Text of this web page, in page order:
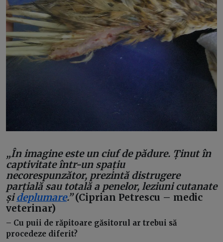
„În imagine este un ciuf de pădure. Ținut în
captivitate într-un spațiu
necorespunzător, prezintă distrugere
parțială sau totală a penelor, leziuni cutanate
șideplumare.”(Ciprian Petrescu – medic
veterinar)
– Cu puii de răpitoare găsitorul ar trebui să
procedeze diferit?